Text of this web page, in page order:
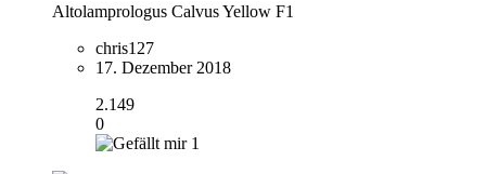
Altolamprologus Calvus Yellow F1
chris127
17. Dezember 2018
2.149
0
1